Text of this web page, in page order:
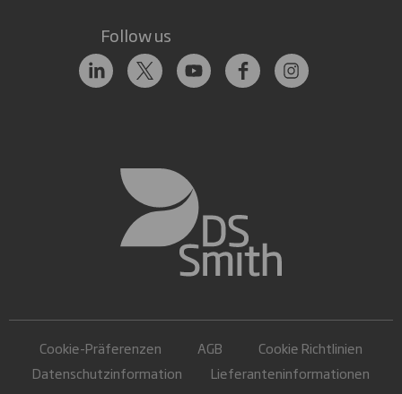
Follow us
Cookie-Präferenzen AGB
Cookie Richtlinien
Datenschutzinformation
Lieferanteninformationen